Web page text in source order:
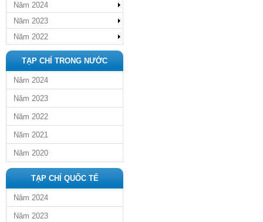
Năm 2024
Năm 2023
Năm 2022
TẠP CHÍ TRONG NƯỚC
Năm 2024
Năm 2023
Năm 2022
Năm 2021
Năm 2020
TẠP CHÍ QUỐC TẾ
Năm 2024
Năm 2023